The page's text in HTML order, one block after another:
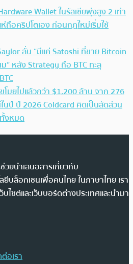
Wallet ในรัสเซียพุ่งสูง 2 เท่า
ถือคริปโตเอง ก่อนกฎใหม่เริ่มใช้
ลั่น “มีแค่ Satoshi ที่ขาย Bitcoin
” หลัง Strategy ถือ BTC ทะลุ
โมยไปแล้วกว่า $1,200 ล้าน จาก 276
นปี ปี 2026 Coldcard คิดเป็นสัดส่วน
งหมด
ยนำเสนอสารเกี่ยวกับ
ยีบล็อกเชนเพื่อคนไทย ในภาษาไทย เรา
ซต์และเว็บบอร์ดต่างประเทศและนำมา
อเรา